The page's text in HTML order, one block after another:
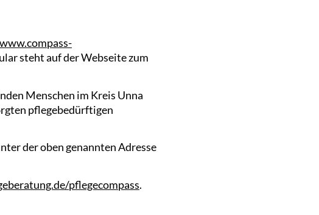
www.compass-
steht auf der Webseite zum
Menschen im Kreis Unna
pflegebedürftigen
der oben genannten Adresse
pflegecompass.